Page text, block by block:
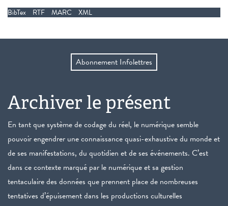
BibTex RTF MARC XML
Abonnement Infolettres
Archiver le présent
En tant que système de codage du réel, le numérique semble
pouvoir engendrer une connaissance quasi-exhaustive du monde et
de ses manifestations, du quotidien et de ses événements. C’est
dans ce contexte marqué par le numérique et sa gestion
tentaculaire des données que prennent place de nombreuses
tentatives d’épuisement dans les productions culturelles